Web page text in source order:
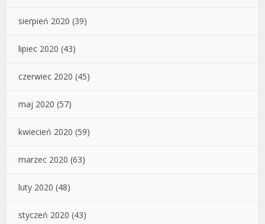
sierpień 2020 (39)
lipiec 2020 (43)
czerwiec 2020 (45)
maj 2020 (57)
kwiecień 2020 (59)
marzec 2020 (63)
luty 2020 (48)
styczeń 2020 (43)